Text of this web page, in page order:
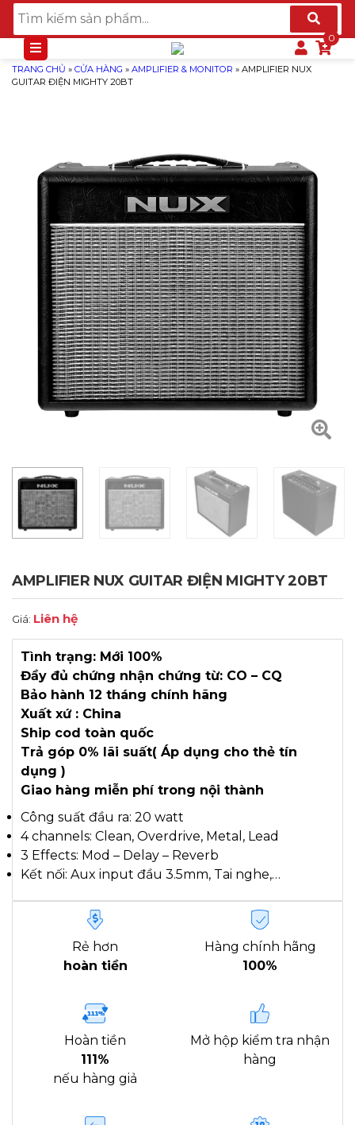
TRANG CHỦ » CỬA HÀNG » AMPLIFIER & MONITOR » AMPLIFIER NUX
GUITAR ĐIỆN MIGHTY 20BT
AMPLIFIER NUX GUITAR ĐIỆN MIGHTY 20BT
Giá: Liên hệ
Tình trạng: Mới 100%
Đầy đủ chứng nhận chứng từ: CO – CQ
Bảo hành 12 tháng chính hãng
Xuất xứ : China
Ship cod toàn quốc
Trả góp 0% lãi suất( Áp dụng cho thẻ tín
dụng )
Giao hàng miễn phí trong nội thành
Công suất đầu ra: 20 watt
4 channels: Clean, Overdrive, Metal, Lead
3 Effects: Mod – Delay – Reverb
Kết nối: Aux input đầu 3.5mm, Tai nghe,…
Rẻ hơn
hoàn tiền
Hàng chính hãng
100%
Hoàn tiền
111%
nếu hàng giả
Mở hộp kiểm tra nhận
hàng